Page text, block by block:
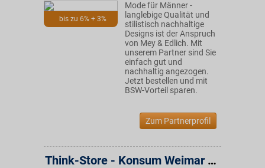
bis zu 6% + 3%
Mode für Männer -
langlebige Qualität und
stilistisch nachhaltige
Designs ist der Anspruch
von Mey & Edlich. Mit
unserem Partner sind Sie
einfach gut und
nachhaltig angezogen.
Jetzt bestellen und mit
BSW-Vorteil sparen.
Zum Partnerprofil
Think-Store - Konsum Weimar Gruppe